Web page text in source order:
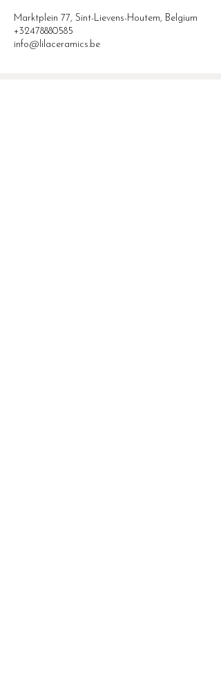
Marktplein 77, Sint-Lievens-Houtem, Belgium
+32478880585
info@lilaceramics.be